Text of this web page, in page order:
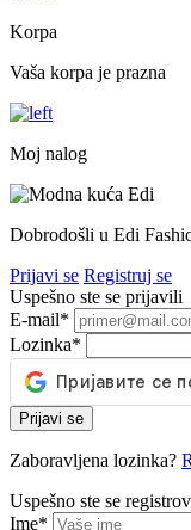
Korpa
Vaša korpa je prazna
Moj nalog
Dobrodošli u Edi
Prijavi se Registruj se
Uspešno ste se prijavili
E-mail*
Lozinka*
Prijavi se
Zaboravljena lozinka?
Uspešno ste se
Ime*